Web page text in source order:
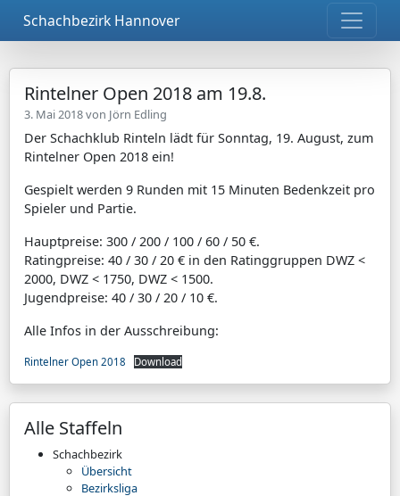
Schachbezirk Hannover
Rintelner Open 2018 am 19.8.
3. Mai 2018 von Jörn Edling
Der Schachklub Rinteln lädt für Sonntag, 19. August, zum
Rintelner Open 2018 ein!
Gespielt werden 9 Runden mit 15 Minuten Bedenkzeit pro
Spieler und Partie.
Hauptpreise: 300 / 200 / 100 / 60 / 50 €.
Ratingpreise: 40 / 30 / 20 € in den Ratinggruppen DWZ <
2000, DWZ < 1750, DWZ < 1500.
Jugendpreise: 40 / 30 / 20 / 10 €.
Alle Infos in der Ausschreibung:
Rintelner Open 2018 Download
Alle Staffeln
Schachbezirk
Übersicht
Bezirksliga